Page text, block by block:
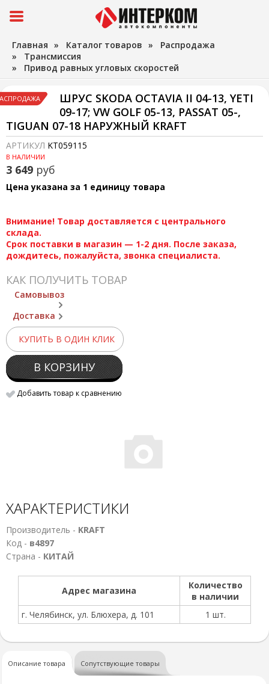
Главная » Каталог товаров » Распродажа
» Трансмиссия
» Привод равных угловых скоростей
ШРУС SKODA OCTAVIA II 04-13, YETI
09-17; VW GOLF 05-13, PASSAT 05-,
TIGUAN 07-18 НАРУЖНЫЙ KRAFT
АРТИКУЛ KT059115
В НАЛИЧИИ
3 649 руб
Цена указана за 1 единицу товара
Внимание! Товар доставляется с центрального
склада.
Срок поставки в магазин — 1-2 дня. После заказа,
дождитесь, пожалуйста, звонка специалиста.
КАК ПОЛУЧИТЬ ТОВАР
Самовывоз
Доставка
КУПИТЬ В ОДИН КЛИК
В КОРЗИНУ
Добавить товар к сравнению
ХАРАКТЕРИСТИКИ
Производитель - KRAFT
Код - в4897
Страна - КИТАЙ
Адрес магазина
Количество
в наличии
г. Челябинск, ул. Блюхера, д. 101
1 шт.
Описание товара Сопутствующие товары